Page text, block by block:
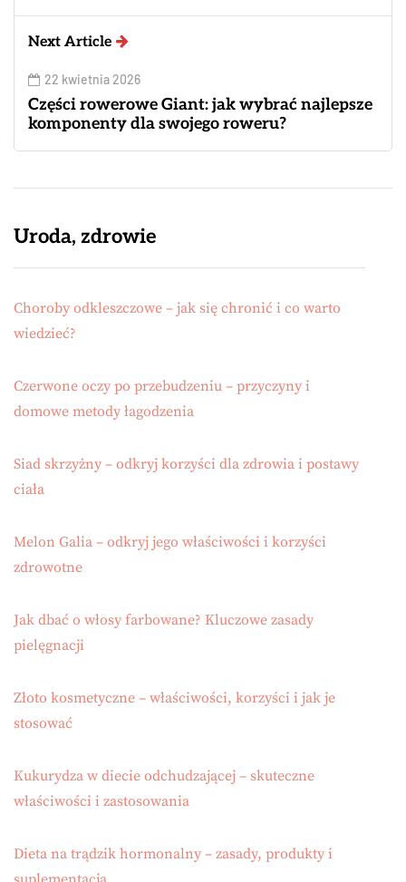
Next Article
22 kwietnia 2026
Części rowerowe Giant: jak wybrać najlepsze
komponenty dla swojego roweru?
Uroda, zdrowie
Choroby odkleszczowe – jak się chronić i co warto
wiedzieć?
Czerwone oczy po przebudzeniu – przyczyny i
domowe metody łagodzenia
Siad skrzyżny – odkryj korzyści dla zdrowia i postawy
ciała
Melon Galia – odkryj jego właściwości i korzyści
zdrowotne
Jak dbać o włosy farbowane? Kluczowe zasady
pielęgnacji
Złoto kosmetyczne – właściwości, korzyści i jak je
stosować
Kukurydza w diecie odchudzającej – skuteczne
właściwości i zastosowania
Dieta na trądzik hormonalny – zasady, produkty i